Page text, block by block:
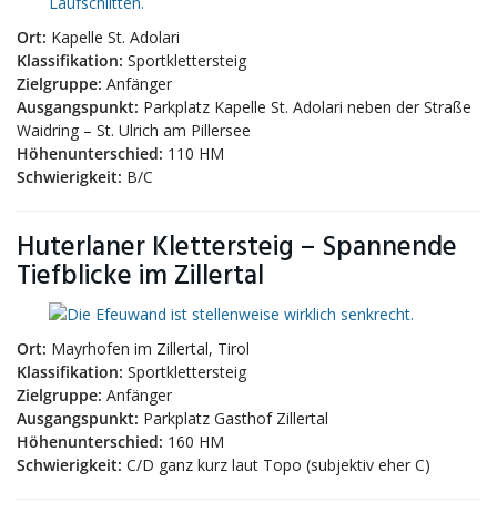
Ort: Kapelle St. Adolari
Klassifikation: Sportklettersteig
Zielgruppe: Anfänger
Ausgangspunkt: Parkplatz Kapelle St. Adolari neben der Straße
Waidring – St. Ulrich am Pillersee
Höhenunterschied: 110 HM
Schwierigkeit: B/C
Huterlaner Klettersteig – Spannende
Tiefblicke im Zillertal
Ort: Mayrhofen im Zillertal, Tirol
Klassifikation: Sportklettersteig
Zielgruppe: Anfänger
Ausgangspunkt: Parkplatz Gasthof Zillertal
Höhenunterschied: 160 HM
Schwierigkeit: C/D ganz kurz laut Topo (subjektiv eher C)